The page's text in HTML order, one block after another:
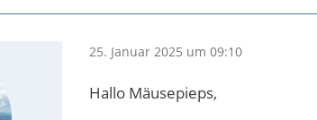
25. Januar 2025 um 09:10
Hallo Mäusepieps,